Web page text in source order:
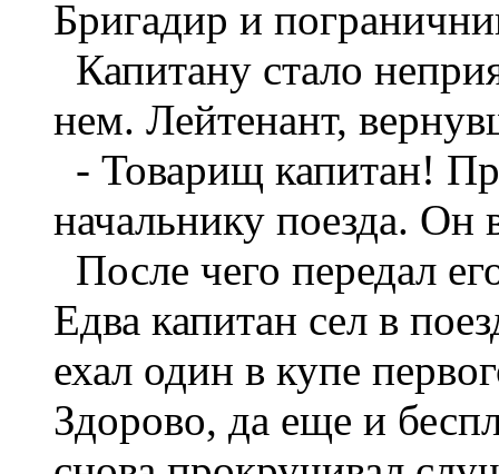
Бригадир и
Капитану стало
нем. Лейтенант,
- Товарищ капитан!
начальнику поезда. Он
После чего передал
Едва капитан сел в
ехал один в купе
Здорово, да еще и